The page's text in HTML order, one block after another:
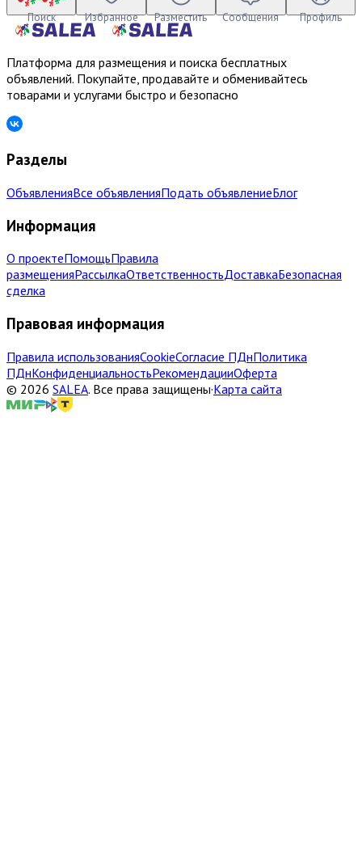
Поиск Избранное Разместить Сообщения Профиль
Платформа для размещения и поиска бесплатных
объявлений. Покупайте, продавайте и обменивайтесь
товарами и услугами быстро и безопасно
Разделы
ОбъявленияВсе объявленияПодать объявлениеБлог
Информация
О проектеПомощьПравила
размещенияРассылкаОтветственностьДоставкаБезопасная
сделка
Правовая информация
Правила использованияCookieСогласие ПДнПолитика
ПДнКонфиденциальностьРекомендацииОферта
© 2026 SALEA. Все права защищены·Карта сайта